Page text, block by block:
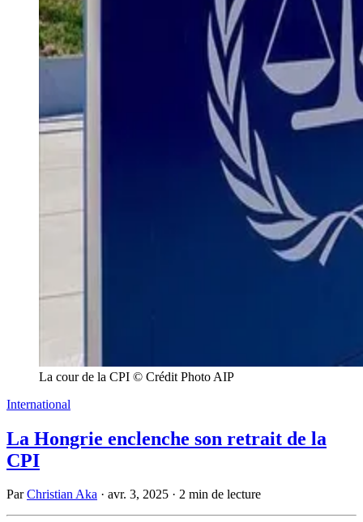
La cour de la CPI © Crédit Photo AIP
International
La Hongrie enclenche son retrait de la
CPI
ParChristian Aka · avr. 3, 2025 · 2 min de lecture